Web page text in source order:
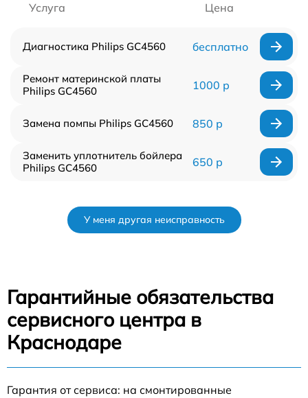
Услуга Цена
Диагностика Philips GC4560 бесплатно
Ремонт материнской платы
Philips GC4560
1000 р
Замена помпы Philips GC4560 850 р
Заменить уплотнитель бойлера
Philips GC4560
650 р
У меня другая неисправность
Гарантийные обязательства
сервисного центра в
Краснодаре
Гарантия от сервиса: на смонтированные